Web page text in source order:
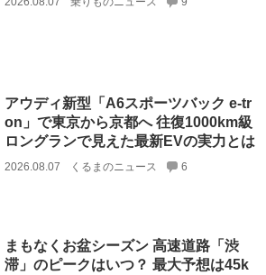
アウディ新型「A6スポーツバック e-tr
on」で東京から京都へ 往復1000km級
ロングランで見えた最新EVの実力とは
2026.08.07 くるまのニュース 6
まもなくお盆シーズン 高速道路「渋
滞」のピークはいつ？ 最大予想は45k